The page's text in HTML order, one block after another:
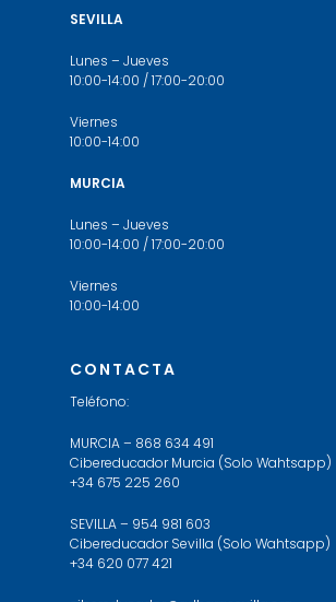
SEVILLA
Lunes – Jueves
10:00-14:00 / 17:00-20:00
Viernes
10:00-14:00
MURCIA
Lunes – Jueves
10:00-14:00 / 17:00-20:00
Viernes
10:00-14:00
CONTACTA
Teléfono:
MURCIA – 868 634 491
Cibereducador Murcia (Solo Wahtsapp)
+34 675 225 260
SEVILLA – 954 981 603
Cibereducador Sevilla (Solo Wahtsapp)
+34 620 077 421